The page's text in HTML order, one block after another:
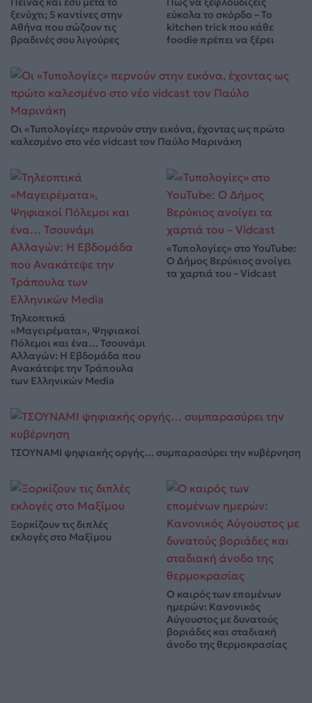
ξενύχτι; 5 καντίνες στην
Αθήνα που σώζουν τις
βραδινές σου λιγούρες
εύκολα το σκόρδο – Το
kitchen trick που κάθε
foodie πρέπει να ξέρει
Οι «Τυπολογίες» περνούν στην εικόνα, έχοντας ως πρώτο
καλεσμένο στο νέο vidcast τον Παύλο Μαρινάκη
Τηλεοπτικά
«Μαγειρέματα», Ψηφιακοί
Πόλεμοι και ένα… Τσουνάμι
Αλλαγών: Η Εβδομάδα που
Ανακάτεψε την Τράπουλα
των Ελληνικών Media
«Τυπολογίες» στο YouTube:
Ο Δήμος Βερύκιος ανοίγει
τα χαρτιά του – Vidcast
ΤΣΟΥΝΑΜΙ ψηφιακής οργής… συμπαρασύρει την κυβέρνηση
Ξορκίζουν τις διπλές
εκλογές στο Μαξίμου
Ο καιρός των επομένων
ημερών: Κανονικός
Αύγουστος με δυνατούς
βοριάδες και σταδιακή
άνοδο της θερμοκρασίας